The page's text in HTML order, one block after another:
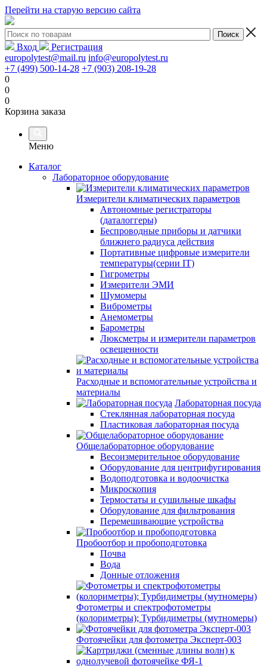
Перейти на старую версию сайта
Вход
Регистрация
europolytest@mail.ru info@europolytest.ru
+7 (499) 500-14-28 +7 (903) 208-19-28
0
0
0
Корзина заказа
Меню
Каталог
Лабораторное оборудование
Измерители климатических параметров
Автономные регистраторы
(даталоггеры)
Беспроводные приборы и датчики
ближнего радиуса действия
Портативные цифровые измерители
температуры(серии IT)
Гигрометры
Измерители ЭМИ
Шумомеры
Виброметры
Анемометры
Барометры
Люксметры и измерители параметров
освещенности
Расходные и вспомогательные устройства и
материалы
Лабораторная посуда
Стеклянная лабораторная посуда
Пластиковая лабораторная посуда
Общелабораторное оборудование
Весоизмерительное оборудование
Оборудование для центрифугирования
Водоподготовка и водоочистка
Микроскопия
Термостаты и сушильные шкафы
Оборудование для фильтрования
Перемешивающие устройства
Пробоотбор и пробоподготовка
Почва
Вода
Донные отложения
Фотометры и спектрофотометры
(колориметры); Турбидиметры (мутномеры)
Фотоячейки для фотометра Эксперт-003